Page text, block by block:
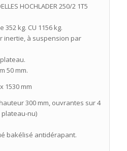
HOCHLADER 250/2 1T5
352 kg. CU 1156 kg.
inertie, à suspension par
50 mm.
1530 mm
300 mm, ouvrantes sur 4
nu)
bakélisé antidérapant.